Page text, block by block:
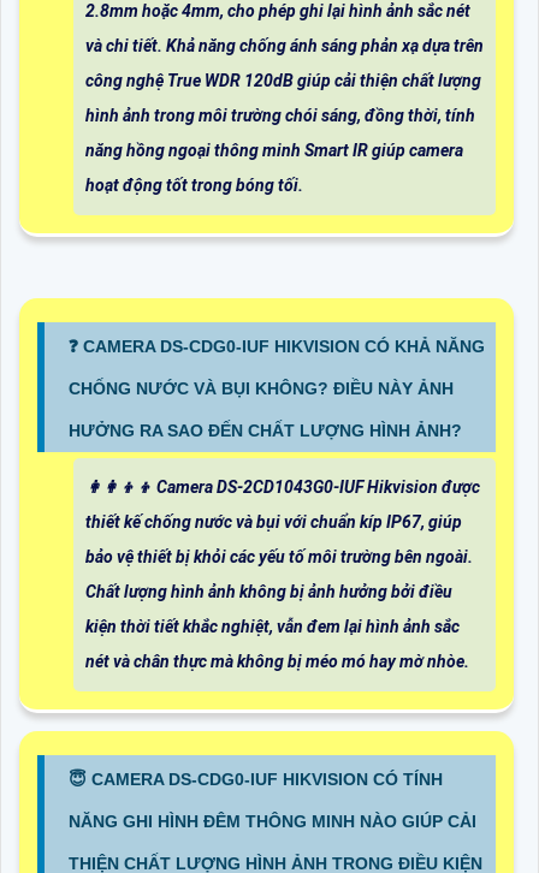
2.8mm hoặc 4mm, cho phép ghi lại hình ảnh sắc nét
và chi tiết. Khả năng chống ánh sáng phản xạ dựa trên
công nghệ True WDR 120dB giúp cải thiện chất lượng
hình ảnh trong môi trường chói sáng, đồng thời, tính
năng hồng ngoại thông minh Smart IR giúp camera
hoạt động tốt trong bóng tối.
️❓ CAMERA DS-CDG0-IUF HIKVISION CÓ KHẢ NĂNG
CHỐNG NƯỚC VÀ BỤI KHÔNG? ĐIỀU NÀY ẢNH
HƯỞNG RA SAO ĐẾN CHẤT LƯỢNG HÌNH ẢNH?
👩‍👩‍👦‍👦 Camera DS-2CD1043G0-IUF Hikvision được
thiết kế chống nước và bụi với chuẩn kíp IP67, giúp
bảo vệ thiết bị khỏi các yếu tố môi trường bên ngoài.
Chất lượng hình ảnh không bị ảnh hưởng bởi điều
kiện thời tiết khắc nghiệt, vẫn đem lại hình ảnh sắc
nét và chân thực mà không bị méo mó hay mờ nhòe.
😇 CAMERA DS-CDG0-IUF HIKVISION CÓ TÍNH
NĂNG GHI HÌNH ĐÊM THÔNG MINH NÀO GIÚP CẢI
THIỆN CHẤT LƯỢNG HÌNH ẢNH TRONG ĐIỀU KIỆN